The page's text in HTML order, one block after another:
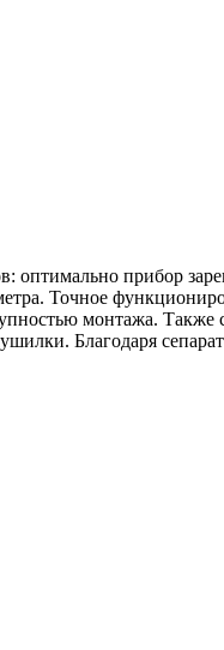
оптимально прибор
Точное
монтажа.
Благодаря